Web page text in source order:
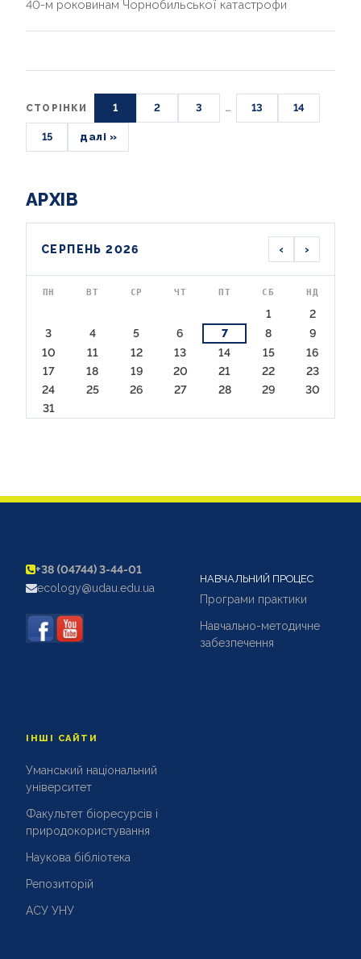
40-м роковинам Чорнобильської катастрофи
СТОРІНКИ 1 2 3 … 13 14
15 далі »
АРХІВ
СЕРПЕНЬ 2026 ‹ ›
ПН ВТ СР ЧТ ПТ СБ НД
1
2
3
4 5 6 7 8
9
10
11 12 13 14 15
16
17
18 19 20 21 22
23
24
25 26 27 28 29
30
31
+38 (04744) 3-44-01
ecology@udau.edu.ua
НАВЧАЛЬНИЙ ПРОЦЕС
Програми практики
Навчально-методичне
забезпечення
ІНШІ САЙТИ
Уманський національний
університет
Факультет біоресурсів і
природокористування
Наукова бібліотека
Репозиторій
АСУ УНУ